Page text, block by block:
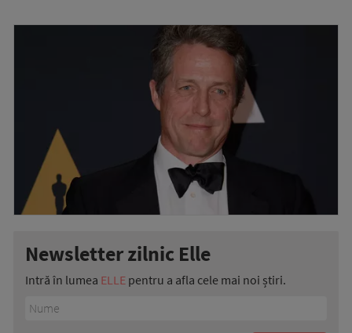
Newsletter zilnic Elle
Intră în lumea ELLE pentru a afla cele mai noi știri.